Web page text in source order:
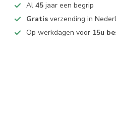
Al45 jaar een begrip
Gratis verzending in
Op werkdagen voor 15u